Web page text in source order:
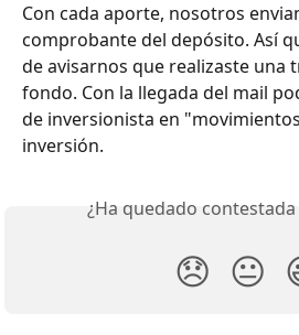
Con cada aporte, nosotros
comprobante del depósito. Así
de avisarnos que realizaste una
fondo. Con la llegada del mail
de inversionista en
inversión.
¿Ha quedado
😞 😐